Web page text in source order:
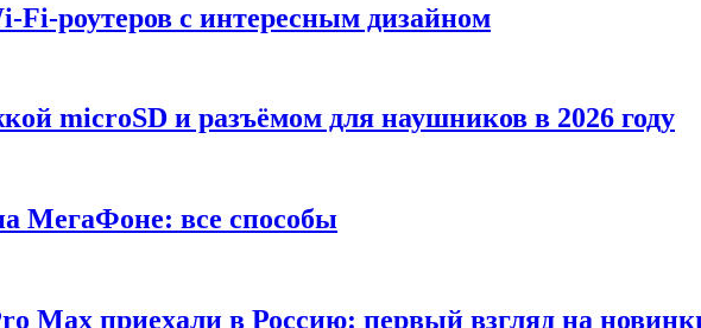
Fi-роутеров с интересным дизайном
microSD и разъёмом для наушников в 2026 году
МегаФоне: все способы
Max приехали в Россию: первый взгляд на